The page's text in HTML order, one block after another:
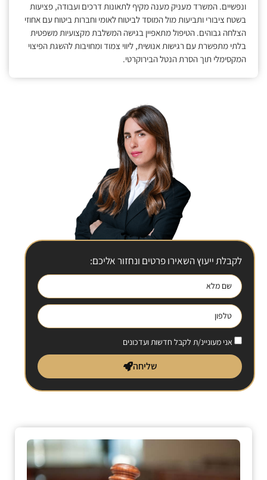
לקבלת ייעוץ השאירו פרטים ונחזור אליכם:
אני מעוניינ/ת לקבל חדשות ועדכונים
שליחה
ונפשיים. המשרד מעניק מענה מקיף לתאונות דרכים ועבודה, פציעות
בשטח ציבורי ותביעות מול המוסד לביטוח לאומי וחברות ביטוח עם אחוזי
הצלחה גבוהים. הטיפול מתאפיין בגישה המשלבת מקצועיות משפטית
בלתי מתפשרת עם רגישות אנושית, ליווי צמוד ומחויבות להשגת הפיצוי
המקסימלי תוך הסרת הנטל הבירוקרטי.